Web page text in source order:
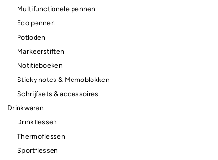
Multifunctionele pennen
Eco pennen
Potloden
Markeerstiften
Notitieboeken
Sticky notes & Memoblokken
Schrijfsets & accessoires
Drinkwaren
Drinkflessen
Thermoflessen
Sportflessen